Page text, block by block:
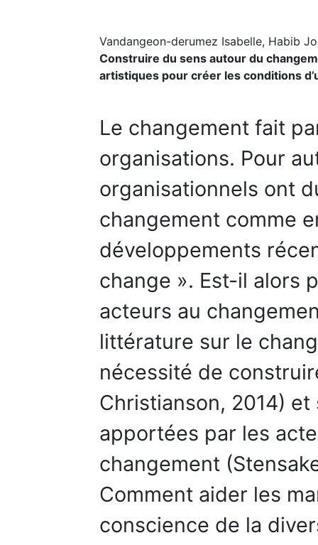
Vandangeon-derumez Isabelle, Habib
Construire du sens autour du
artistiques pour créer les conditions
Le changement fait
organisations. Pour
organisationnels ont
changement comme
développements
change ». Est-il alors
acteurs au
littérature sur le
nécessité de
Christianson, 2014)
apportées par les
changement
Comment aider les
conscience de la